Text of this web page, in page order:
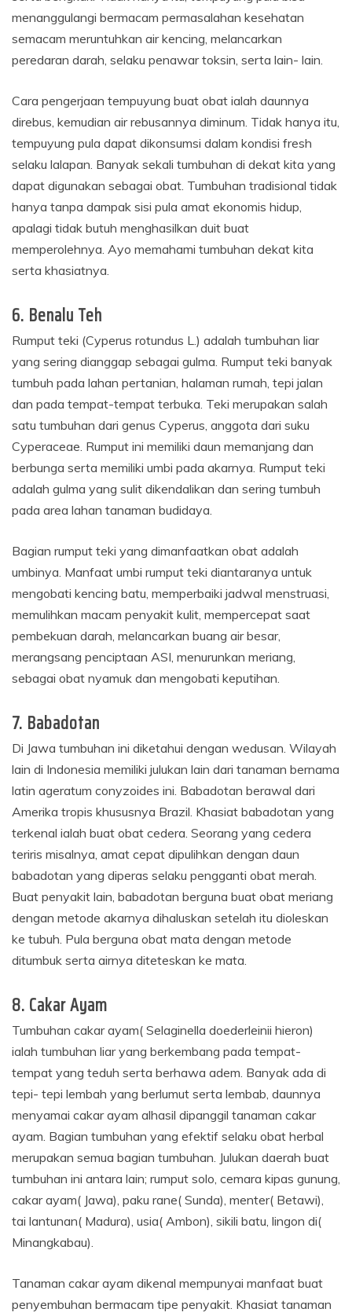
menanggulangi bermacam permasalahan kesehatan
semacam meruntuhkan air kencing, melancarkan
peredaran darah, selaku penawar toksin, serta lain- lain.
Cara pengerjaan tempuyung buat obat ialah daunnya
direbus, kemudian air rebusannya diminum. Tidak hanya itu,
tempuyung pula dapat dikonsumsi dalam kondisi fresh
selaku lalapan. Banyak sekali tumbuhan di dekat kita yang
dapat digunakan sebagai obat. Tumbuhan tradisional tidak
hanya tanpa dampak sisi pula amat ekonomis hidup,
apalagi tidak butuh menghasilkan duit buat
memperolehnya. Ayo memahami tumbuhan dekat kita
serta khasiatnya.
6. Benalu Teh
Rumput teki (Cyperus rotundus L.) adalah tumbuhan liar
yang sering dianggap sebagai gulma. Rumput teki banyak
tumbuh pada lahan pertanian, halaman rumah, tepi jalan
dan pada tempat-tempat terbuka. Teki merupakan salah
satu tumbuhan dari genus Cyperus, anggota dari suku
Cyperaceae. Rumput ini memiliki daun memanjang dan
berbunga serta memiliki umbi pada akarnya. Rumput teki
adalah gulma yang sulit dikendalikan dan sering tumbuh
pada area lahan tanaman budidaya.
Bagian rumput teki yang dimanfaatkan obat adalah
umbinya. Manfaat umbi rumput teki diantaranya untuk
mengobati kencing batu, memperbaiki jadwal menstruasi,
memulihkan macam penyakit kulit, mempercepat saat
pembekuan darah, melancarkan buang air besar,
merangsang penciptaan ASI, menurunkan meriang,
sebagai obat nyamuk dan mengobati keputihan.
7. Babadotan
Di Jawa tumbuhan ini diketahui dengan wedusan. Wilayah
lain di Indonesia memiliki julukan lain dari tanaman bernama
latin ageratum conyzoides ini. Babadotan berawal dari
Amerika tropis khususnya Brazil. Khasiat babadotan yang
terkenal ialah buat obat cedera. Seorang yang cedera
teriris misalnya, amat cepat dipulihkan dengan daun
babadotan yang diperas selaku pengganti obat merah.
Buat penyakit lain, babadotan berguna buat obat meriang
dengan metode akarnya dihaluskan setelah itu dioleskan
ke tubuh. Pula berguna obat mata dengan metode
ditumbuk serta airnya diteteskan ke mata.
8. Cakar Ayam
Tumbuhan cakar ayam( Selaginella doederleinii hieron)
ialah tumbuhan liar yang berkembang pada tempat-
tempat yang teduh serta berhawa adem. Banyak ada di
tepi- tepi lembah yang berlumut serta lembab, daunnya
menyamai cakar ayam alhasil dipanggil tanaman cakar
ayam. Bagian tumbuhan yang efektif selaku obat herbal
merupakan semua bagian tumbuhan. Julukan daerah buat
tumbuhan ini antara lain; rumput solo, cemara kipas gunung,
cakar ayam( Jawa), paku rane( Sunda), menter( Betawi),
tai lantunan( Madura), usia( Ambon), sikili batu, lingon di(
Minangkabau).
Tanaman cakar ayam dikenal mempunyai manfaat buat
penyembuhan bermacam tipe penyakit. Khasiat tanaman